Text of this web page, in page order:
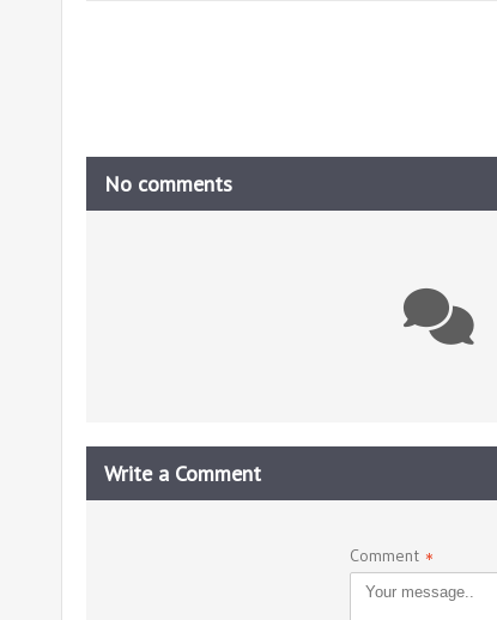
No comments
Write a Comment
Comment *